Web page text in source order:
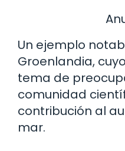
Un ejemplo
Groenlandia,
tema de
comunidad
contribución al
mar.